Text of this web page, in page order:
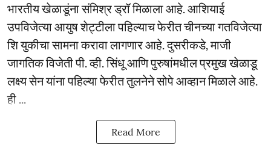
भारतीय खेळाडूंना संमिश्र ड्रॉ मिळाला आहे. आशियाई
उपविजेत्या आयुष शेट्टीला पहिल्याच फेरीत चीनच्या गतविजेत्या
शि युकीचा सामना करावा लागणार आहे. दुसरीकडे, माजी
जागतिक विजेती पी. व्ही. सिंधू आणि पुरुषांमधील प्रमुख खेळाडू
लक्ष्य सेन यांना पहिल्या फेरीत तुलनेने सोपे आव्हान मिळाले आहे.
ही ...
Read More